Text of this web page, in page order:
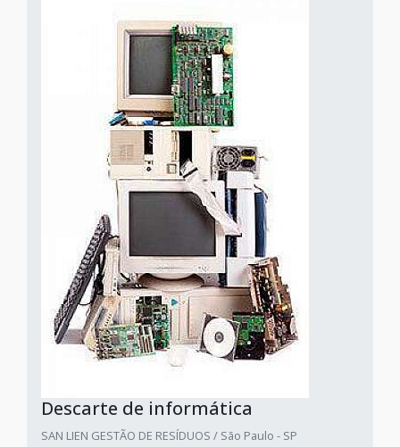
Descarte de informática
SAN LIEN GESTÃO DE RESÍDUOS / São Paulo - SP